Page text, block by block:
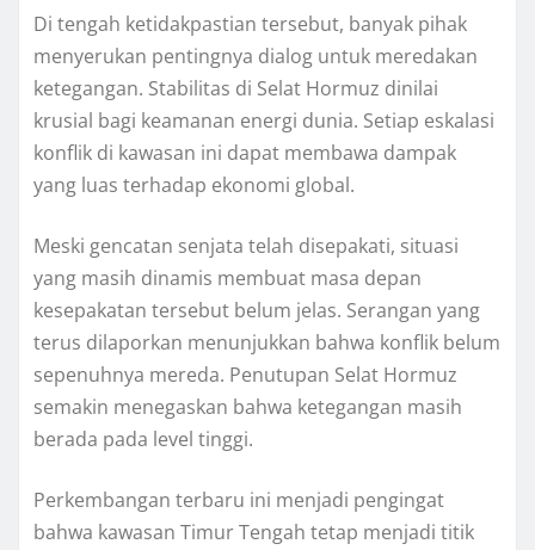
Di tengah ketidakpastian tersebut, banyak pihak
menyerukan pentingnya dialog untuk meredakan
ketegangan. Stabilitas di Selat Hormuz dinilai
krusial bagi keamanan energi dunia. Setiap eskalasi
konflik di kawasan ini dapat membawa dampak
yang luas terhadap ekonomi global.
Meski gencatan senjata telah disepakati, situasi
yang masih dinamis membuat masa depan
kesepakatan tersebut belum jelas. Serangan yang
terus dilaporkan menunjukkan bahwa konflik belum
sepenuhnya mereda. Penutupan Selat Hormuz
semakin menegaskan bahwa ketegangan masih
berada pada level tinggi.
Perkembangan terbaru ini menjadi pengingat
bahwa kawasan Timur Tengah tetap menjadi titik